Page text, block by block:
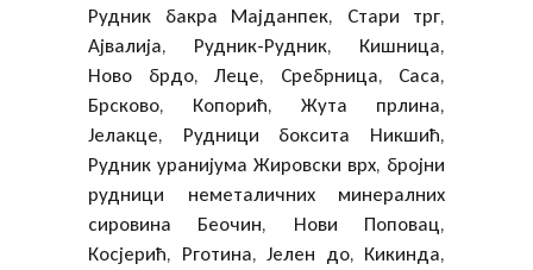
Рудник бакра Мајданпек, Стари трг,
Ајвалија, Рудник-Рудник, Кишница,
Ново брдо, Леце, Сребрница, Саса,
Брсково, Копорић, Жута прлина,
Јелакце, Рудници боксита Никшић,
Рудник уранијума Жировски врх, бројни
рудници неметаличних минералних
сировина Беочин, Нови Поповац,
Косјерић, Рготина, Јелен до, Кикинда,